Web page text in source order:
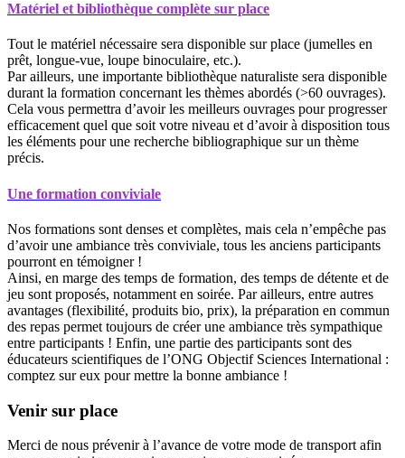
Matériel et bibliothèque complète sur place
Tout le matériel nécessaire sera disponible sur place (jumelles en
prêt, longue-vue, loupe binoculaire, etc.).
Par ailleurs, une importante bibliothèque naturaliste sera disponible
durant la formation concernant les thèmes abordés (>60 ouvrages).
Cela vous permettra d’avoir les meilleurs ouvrages pour progresser
efficacement quel que soit votre niveau et d’avoir à disposition tous
les éléments pour une recherche bibliographique sur un thème
précis.
Une formation conviviale
Nos formations sont denses et complètes, mais cela n’empêche pas
d’avoir une ambiance très conviviale, tous les anciens participants
pourront en témoigner !
Ainsi, en marge des temps de formation, des temps de détente et de
jeu sont proposés, notamment en soirée. Par ailleurs, entre autres
avantages (flexibilité, produits bio, prix), la préparation en commun
des repas permet toujours de créer une ambiance très sympathique
entre participants ! Enfin, une partie des participants sont des
éducateurs scientifiques de l’ONG Objectif Sciences International :
comptez sur eux pour mettre la bonne ambiance !
Venir sur place
Merci de nous prévenir à l’avance de votre mode de transport afin